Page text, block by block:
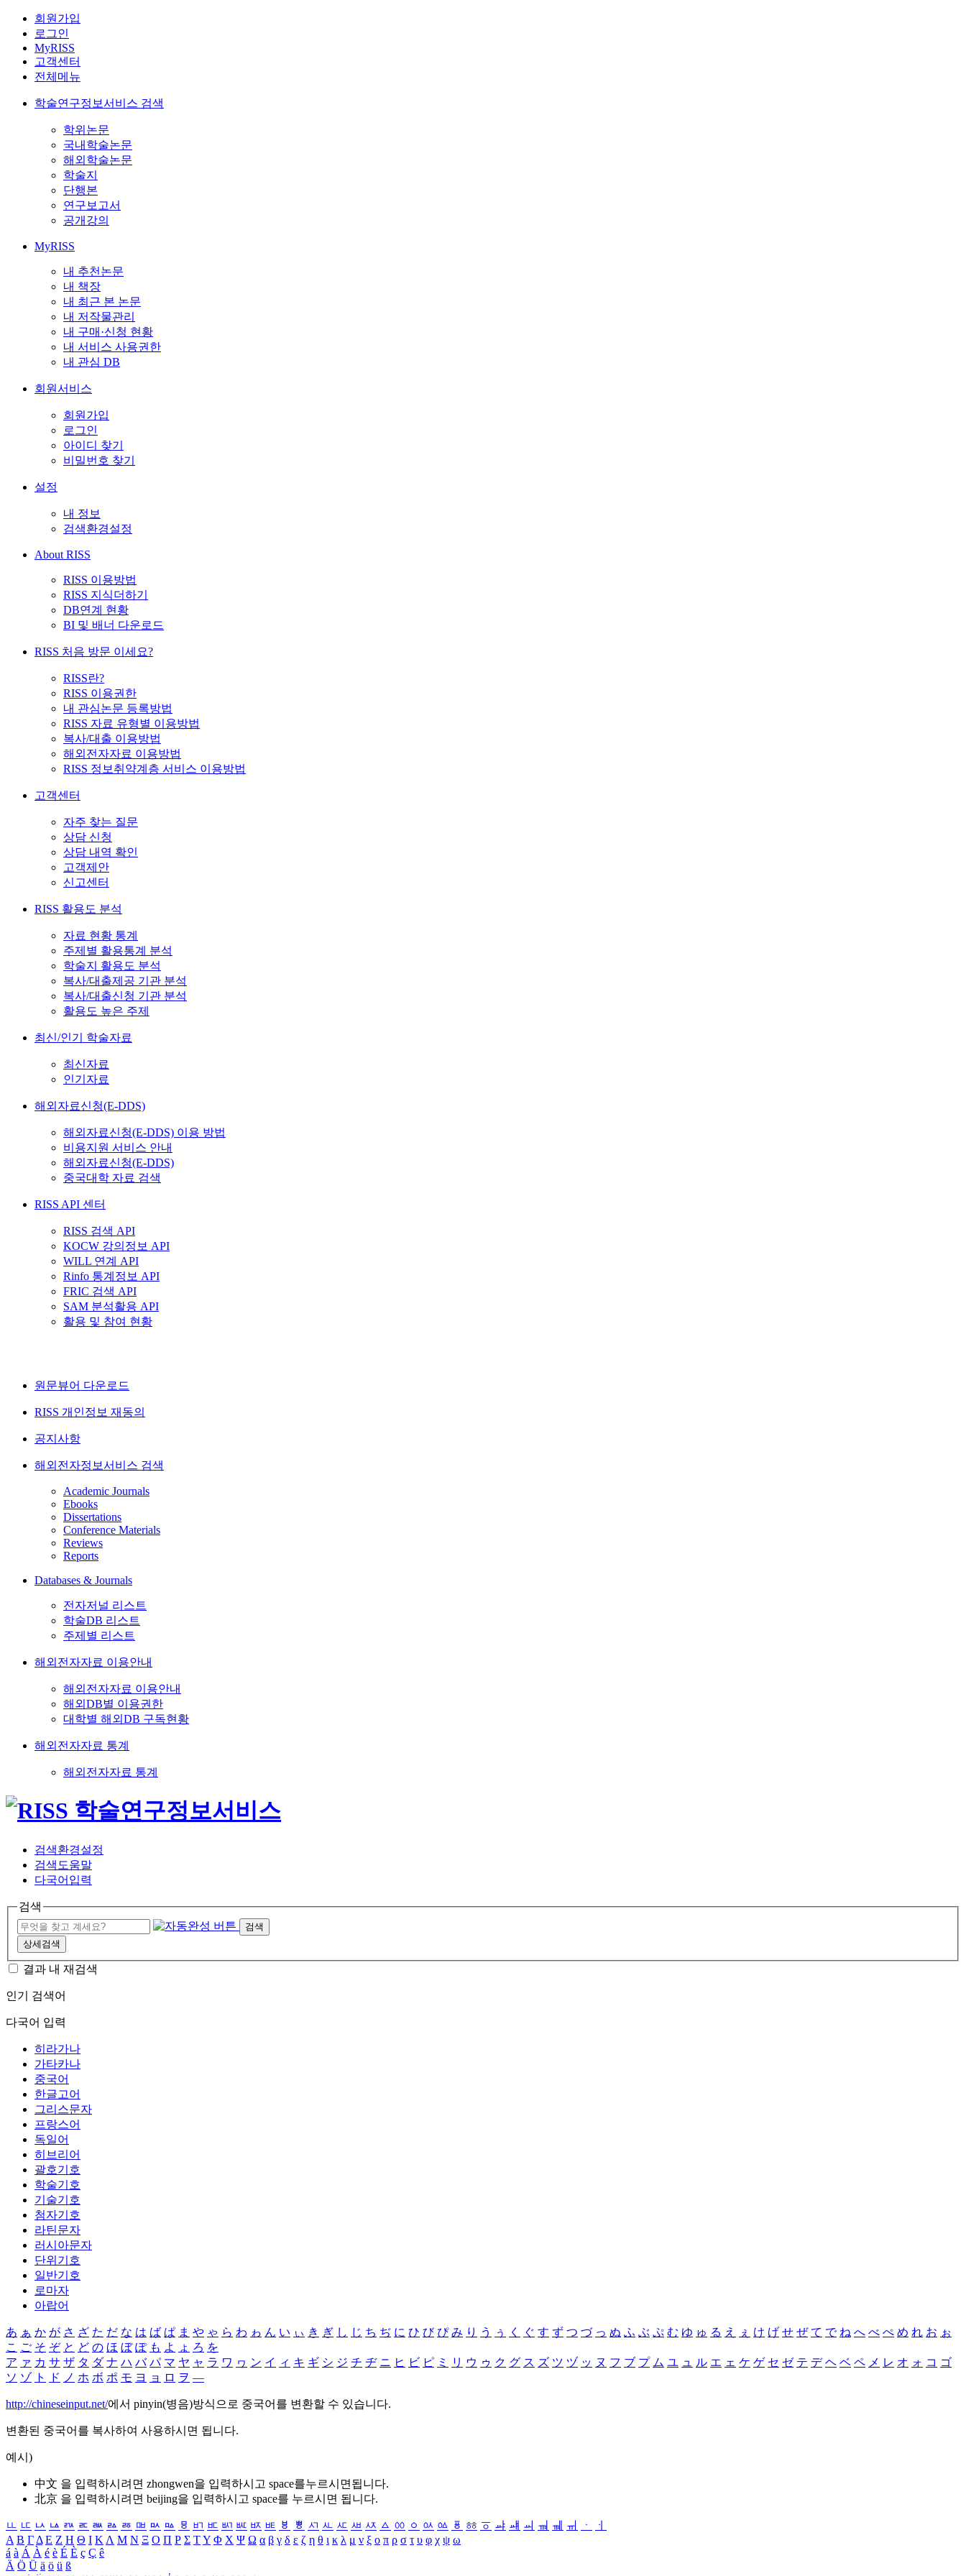
회원가입
로그인
MyRISS
고객센터
전체메뉴
학술연구정보서비스 검색
학위논문
국내학술논문
해외학술논문
학술지
단행본
연구보고서
공개강의
MyRISS
내 추천논문
내 책장
내 최근 본 논문
내 저작물관리
내 구매·신청 현황
내 서비스 사용권한
내 관심 DB
회원서비스
회원가입
로그인
아이디 찾기
비밀번호 찾기
설정
내 정보
검색환경설정
About RISS
RISS 이용방법
RISS 지식더하기
DB연계 현황
BI 및 배너 다운로드
RISS 처음 방문 이세요?
RISS란?
RISS 이용권한
내 관심논문 등록방법
RISS 자료 유형별 이용방법
복사/대출 이용방법
해외전자자료 이용방법
RISS 정보취약계층 서비스 이용방법
고객센터
자주 찾는 질문
상담 신청
상담 내역 확인
고객제안
신고센터
RISS 활용도 분석
자료 현황 통계
주제별 활용통계 분석
학술지 활용도 분석
복사/대출제공 기관 분석
복사/대출신청 기관 분석
활용도 높은 주제
최신/인기 학술자료
최신자료
인기자료
해외자료신청(E-DDS)
해외자료신청(E-DDS) 이용 방법
비용지원 서비스 안내
해외자료신청(E-DDS)
중국대학 자료 검색
RISS API 센터
RISS 검색 API
KOCW 강의정보 API
WILL 연계 API
Rinfo 통계정보 API
FRIC 검색 API
SAM 분석활용 API
활용 및 참여 현황
원문뷰어 다운로드
RISS 개인정보 재동의
공지사항
해외전자정보서비스 검색
Academic Journals
Ebooks
Dissertations
Conference Materials
Reviews
Reports
Databases & Journals
전자저널 리스트
학술DB 리스트
주제별 리스트
해외전자자료 이용안내
해외전자자료 이용안내
해외DB별 이용권한
대학별 해외DB 구독현황
해외전자자료 통계
해외전자자료 통계
검색환경설정
검색도움말
다국어입력
검색
검색
상세검색
결과 내 재검색
인기 검색어
다국어 입력
히라가나
가타카나
중국어
한글고어
그리스문자
프랑스어
독일어
히브리어
괄호기호
학술기호
기술기호
첨자기호
라틴문자
러시아문자
단위기호
일반기호
로마자
아랍어
あ ぁ か が さ ざ た だ な は ば ぱ ま や ゃ ら わ ゎ ん い ぃ き ぎ し じ ち ぢ に ひ び ぴ み り う ぅ く ぐ す ず つ づ っ ぬ ふ ぶ ぷ む ゆ ゅ る え ぇ け げ せ ぜ て で ね へ べ ぺ め れ お ぉ
こ ご そ ぞ と ど の ほ ぼ ぽ も よ ょ ろ を
ア ァ カ サ ザ タ ダ ナ ハ バ パ マ ヤ ャ ラ ワ ヮ ン イ ィ キ ギ シ ジ チ ヂ ニ ヒ ビ ピ ミ リ ウ ゥ ク グ ス ズ ツ ヅ ッ ヌ フ ブ プ ム ユ ュ ル エ ェ ケ ゲ セ ゼ テ デ ヘ ベ ペ メ レ オ ォ コ ゴ
ソ ゾ ト ド ノ ホ ボ ポ モ ヨ ョ ロ ヲ ―
http://chineseinput.net/에서 pinyin(병음)방식으로 중국어를 변환할 수 있습니다.
변환된 중국어를 복사하여 사용하시면 됩니다.
예시)
中文 을 입력하시려면 zhongwen을 입력하시고 space를누르시면됩니다.
北京 을 입력하시려면 beijing을 입력하시고 space를 누르시면 됩니다.
ㅥ ㅦ ㅧ ㅨ ㅩ ㅪ ㅫ ㅬ ㅭ ㅮ ㅯ ㅰ ㅱ ㅲ ㅳ ㅴ ㅵ ㅶ ㅷ ㅸ ㅹ ㅺ ㅻ ㅼ ㅽ ㅾ ㅿ ㆀ ㆁ ㆂ ㆃ ㆄ ㆅ ㆆ ㆇ ㆈ ㆉ ㆊ ㆋ ㆌ ㆍ
ㆎ
Α Β ΓΔ Ε Ζ Η Θ Ι ΚΛ Μ Ν Ξ Ο Π Ρ Σ ΤΥ Φ Χ Ψ Ω α β γ δ ε ζ η θ ι κ λ μ ν ξ ο π ρ σ τ υ φ χ ψ ω
á à Á À é è É È ç Ç ê
Ä Ö Ü ä ö ü ß